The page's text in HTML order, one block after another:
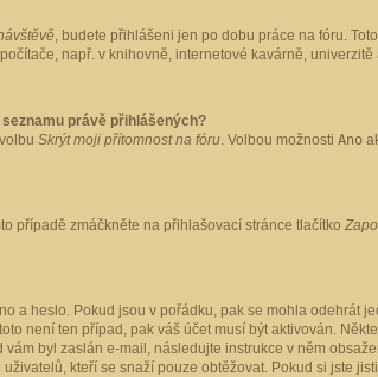
, budete přihlášeni jen po dobu práce na fóru.
např. v knihovně, internetové kavárně, univerzitě
právě přihlášených?
Skrýt moji přítomnost na fóru. Volbou možnosti Ano
případě zmáčkněte na přihlašovací stránce tlačítko
a heslo. Pokud jsou v pořádku, pak se mohla
není ten případ, pak váš účet musí být aktivován.
byl zaslán e-mail, následujte instrukce v něm
uživatelů, kteří se snaží pouze obtěžovat. Pokud si jste